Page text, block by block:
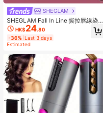
SHEGLAM
SHEGLAM Fall In Line 撕拉唇線染色
筆-Pinky Promise 品牌美妝化妝品
適合女士與女孩
HK$24.80
-36% Last 3 days
Estimated